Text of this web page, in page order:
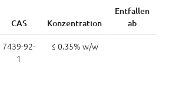
CAS Konzentration
Entfallen
ab
7439-92-
1
≤ 0.35% w/w